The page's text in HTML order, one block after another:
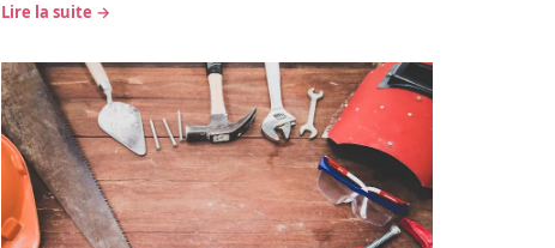
Lire la suite →